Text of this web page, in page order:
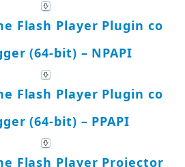
Flash Player Plugin co
(64-bit) – NPAPI
Flash Player Plugin co
(64-bit) – PPAPI
Flash Player Projector